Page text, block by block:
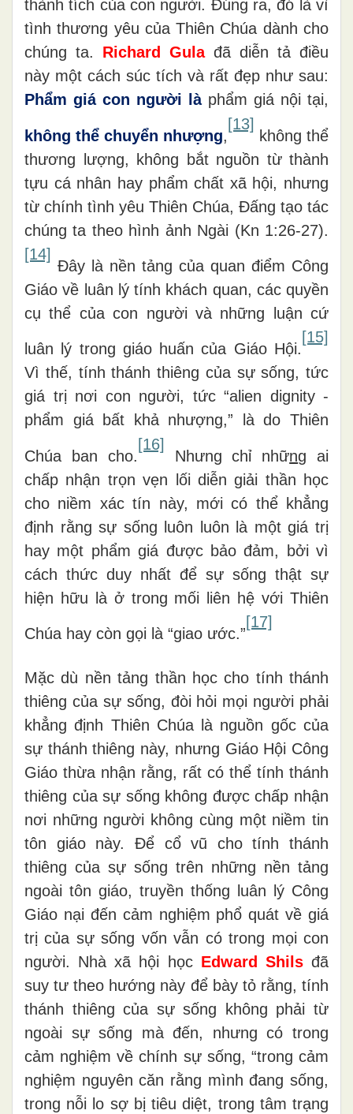
thành tích của con người. Đúng ra, đó là vì
tình thương yêu của Thiên Chúa dành cho
chúng ta. Richard Gulađã diễn tả điều
này một cách súc tích và rất đẹp như sau:
Phẩm giá con người làphẩm giá nội tại,
không thể chuyển nhượng,
[13]
không thể
thương lượng, không bắt nguồn từ thành
tựu cá nhân hay phẩm chất xã hội, nhưng
từ chính tình yêu Thiên Chúa, Đấng tạo tác
chúng ta theo hình ảnh Ngài (Kn 1:26-27).
[14]
Đây là nền tảng của quan điểm Công
Giáo về luân lý tính khách quan, các quyền
cụ thể của con người và những luận cứ
luân lý trong giáo huấn của Giáo Hội.
[15]
Vì thế, tính thánh thiêng của sự sống, tức
giá trị nơi con người, tức “alien dignity -
phẩm giá bất khả nhượng,” là do Thiên
Chúa ban cho.
[16]
Nhưng chỉ những ai
chấp nhận trọn vẹn lối diễn giải thần học
cho niềm xác tín này, mới có thể khẳng
định rằng sự sống luôn luôn là một giá trị
hay một phẩm giá được bảo đảm, bởi vì
cách thức duy nhất để sự sống thật sự
hiện hữu là ở trong mối liên hệ với Thiên
Chúa hay còn gọi là “giao ước.”
[17]
Mặc dù nền tảng thần học cho tính thánh
thiêng của sự sống, đòi hỏi mọi người phải
khẳng định Thiên Chúa là nguồn gốc của
sự thánh thiêng này, nhưng Giáo Hội Công
Giáo thừa nhận rằng, rất có thể tính thánh
thiêng của sự sống không được chấp nhận
nơi những người không cùng một niềm tin
tôn giáo này. Để cổ vũ cho tính thánh
thiêng của sự sống trên những nền tảng
ngoài tôn giáo, truyền thống luân lý Công
Giáo nại đến cảm nghiệm phổ quát về giá
trị của sự sống vốn vẫn có trong mọi con
người. Nhà xã hội học Edward Shilsđã
suy tư theo hướng này để bày tỏ rằng, tính
thánh thiêng của sự sống không phải từ
ngoài sự sống mà đến, nhưng có trong
cảm nghiệm về chính sự sống, “trong cảm
nghiệm nguyên căn rằng mình đang sống,
trong nỗi lo sợ bị tiêu diệt, trong tâm trạng